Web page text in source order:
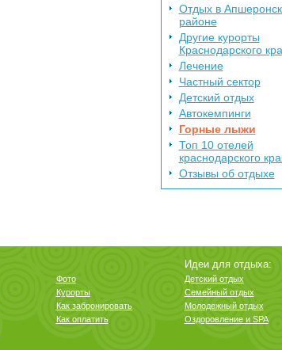
Отдых в
районе
Другие курорты
Краснодарского
Лечение
Частный сектор
Детский отдых
Автокемпинги
Горные лыжи
Топ 10 отелей
краснодарского
Отзывы об отдыхе
Фото
Курорты
Как забронировать
Как оплатить
Идеи для отдыха:
Детский отдых
Семейный отдых
Молодежный отдых
Оздоровление и SPA